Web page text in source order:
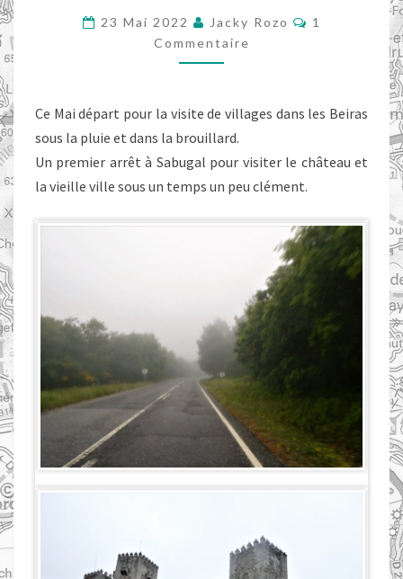
23 Mai 2022 Jacky Rozo
1
Commentaire
Ce Mai départ pour la visite de villages dans les Beiras
sous la pluie et dans la brouillard.
Un premier arrêt à Sabugal pour visiter le château et
la vieille ville sous un temps un peu clément.